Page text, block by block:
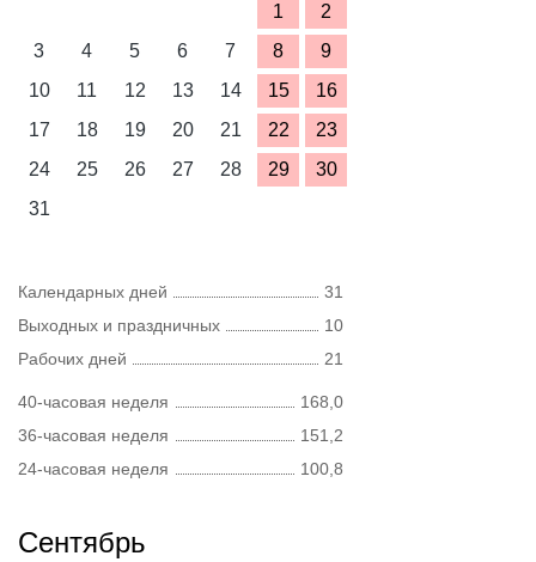
1
2
3
4 5 6 7 8
9
10
11 12 13 14 15
16
17
18 19 20 21 22
23
24
25 26 27 28 29
30
31
Календарных дней
31
Выходных и праздничных
10
Рабочих дней
21
40-часовая неделя
168,0
36-часовая неделя
151,2
24-часовая неделя
100,8
Сентябрь